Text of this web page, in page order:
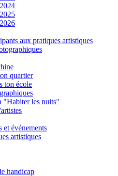
aux pratiques artistiques
quartier
ton école
"Habiter les nuits"
et événements
artistiques
handicap